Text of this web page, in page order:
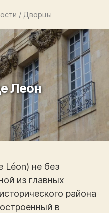
/ Дворцы
Леон
Léon) не без
из главных
района
в